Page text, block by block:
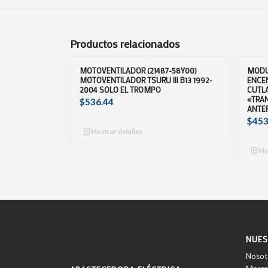
Productos relacionados
MOTOVENTILADOR (21487-58Y00)
MOTOVENTILADOR TSURU III B13 1992-
2004 SOLO EL TROMPO
$536.44
Mostrar detalles
$